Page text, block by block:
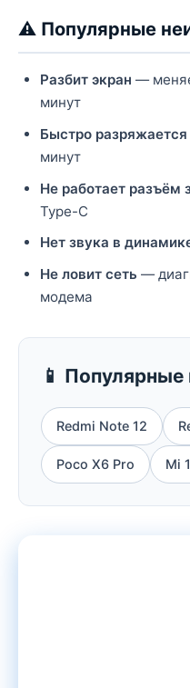
⚠️ Популярные
Разбит экран —
минут
Быстро разряжается
минут
Не работает разъём
Type-C
Нет звука в
Не ловит сеть —
модема
📱
Redmi Note 12
Poco X6 Pro Mi